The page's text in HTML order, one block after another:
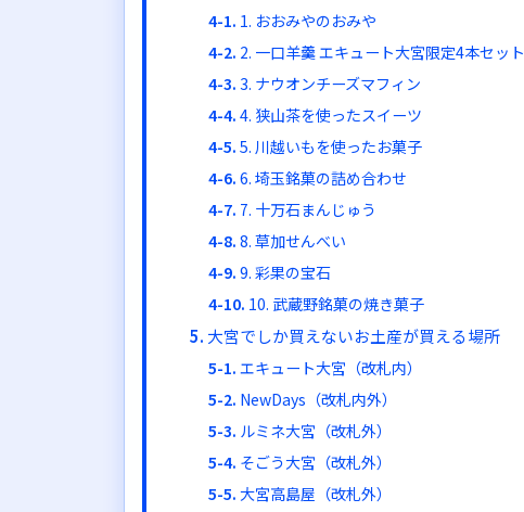
1. おおみやのおみや
2. 一口羊羹 エキュート大宮限定4本セット
3. ナウオンチーズマフィン
4. 狭山茶を使ったスイーツ
5. 川越いもを使ったお菓子
6. 埼玉銘菓の詰め合わせ
7. 十万石まんじゅう
8. 草加せんべい
9. 彩果の宝石
10. 武蔵野銘菓の焼き菓子
大宮でしか買えないお土産が買える場所
エキュート大宮（改札内）
NewDays（改札内外）
ルミネ大宮（改札外）
そごう大宮（改札外）
大宮高島屋（改札外）